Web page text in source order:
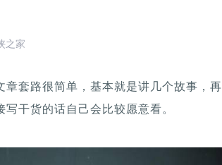
之家
套路很简单，基本就是讲几个故事，再
干货的话自己会比较愿意看。